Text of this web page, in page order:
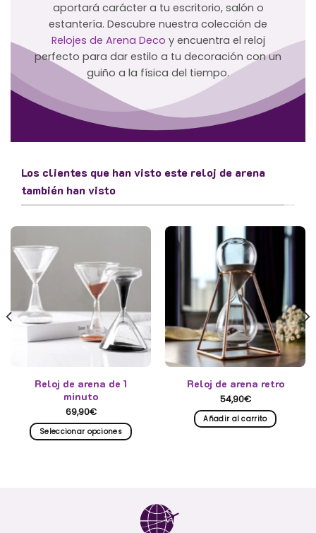
aportará carácter a tu escritorio, salón o
estantería. Descubre nuestra colección de
Relojes de Arena Deco y encuentra el reloj
perfecto para dar estilo a tu decoración con un
guiño a la física del tiempo.
Los clientes que han visto este reloj de arena
también han visto
Reloj de arena de 1
minuto
69,90€
Seleccionar opciones
Reloj de arena retro
54,90€
Añadir al carrito